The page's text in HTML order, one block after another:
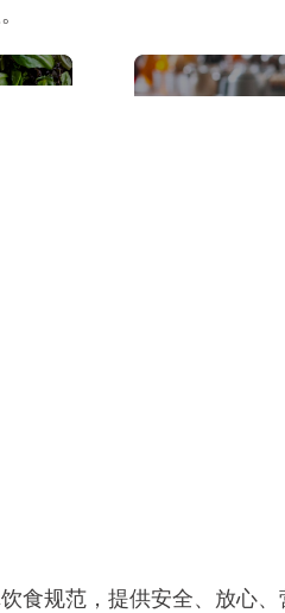
食规范，提供安全、放心